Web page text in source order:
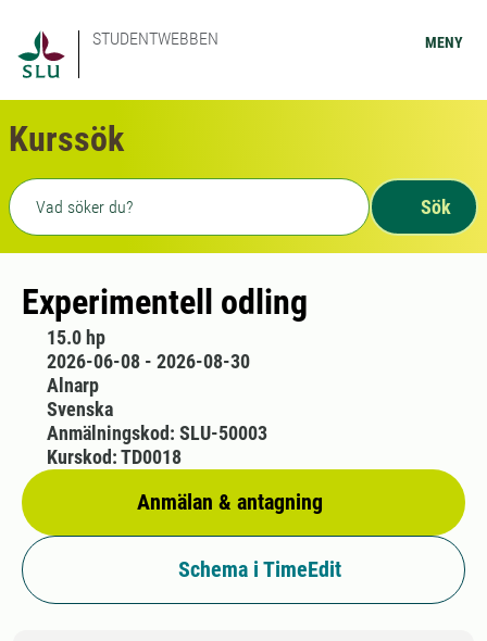
STUDENTWEBBEN MENY
Kurssök
Fritext sökning
Sök
Experimentell odling
15.0 hp
2026-06-08 - 2026-08-30
Alnarp
Svenska
Anmälan & antagning
Anmälningskod: SLU-50003
Kurskod: TD0018
Schema i TimeEdit